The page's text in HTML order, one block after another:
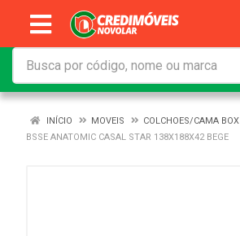
INÍCIO MOVEIS
COLCHOES/CAMA BOX
BSSE ANATOMIC CASAL STAR 138X188X42 BEGE